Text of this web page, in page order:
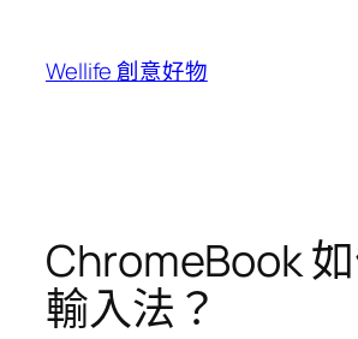
Wellife 創意好物
ChromeBook
輸入法？